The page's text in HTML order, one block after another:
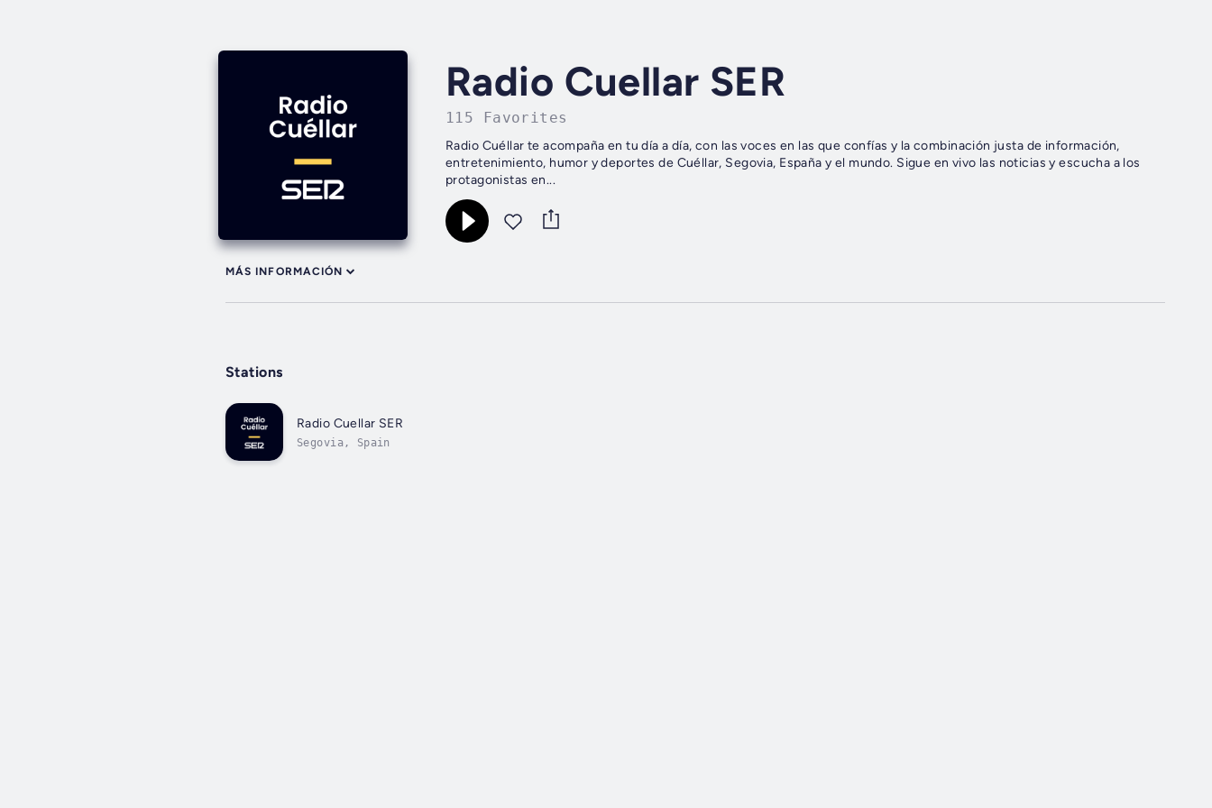
Radio Cuellar SER
115 Favorites
Radio Cuéllar te acompaña en tu día a día, con las voces en las que confías y la combinación justa de información,
entretenimiento, humor y deportes de Cuéllar, Segovia, España y el mundo. Sigue en vivo las noticias y escucha a los
protagonistas en...
MÁS INFORMACIÓN
Stations
Radio Cuellar SER
Segovia, Spain